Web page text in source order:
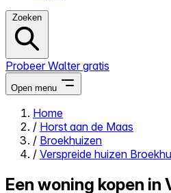
Zoeken
Probeer Walter gratis
Open menu
Close menu
Home
/ Horst aan de Maas
/ Broekhuizen
/ Verspreide huizen
Een woning kopen in